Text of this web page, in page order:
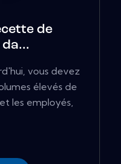
de
vous devez
élevés de
les employés,